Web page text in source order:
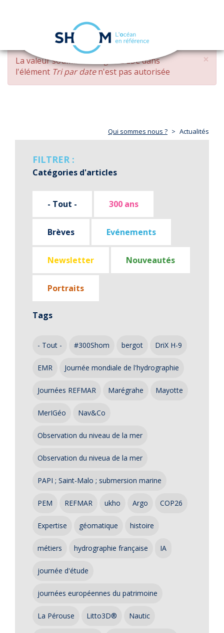
Aller
contenu
principal
navigation
×
MESSAGE
D'ERREUR
La valeur soumise changed DESCdans
l'élément Tri par daten'est pas autorisée
Qui sommes nous ? Actualités
FILTRER :
Catégories d'articles
- Tout - 300 ans
Brèves Evénements
Newsletter Nouveautés
Portraits
Tags
- Tout - #300Shom bergot DriX H-9
EMR Journée mondiale de l'hydrographie
Journées REFMAR Marégrahe Mayotte
MerIGéo Nav&Co
Observation du niveau de la mer
Observation du niveua de la mer
PAPI ; Saint-Malo ; submersion marine
PEM REFMAR ukho Argo COP26
Expertise géomatique histoire
métiers hydrographie française IA
journée d'étude
journées européennes du patrimoine
La Pérouse Litto3D® Nautic